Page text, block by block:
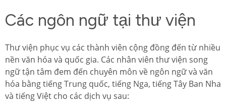
Các ngôn ngữ tại thư viện
Thư viện phục vụ các thành viên cộng đồng đến từ nhiều
nền văn hóa và quốc gia. Các nhân viên thư viện song
ngữ tận tâm đem đến chuyên môn về ngôn ngữ và văn
hóa bằng tiếng Trung quốc, tiếng Nga, tiếng Tây Ban Nha
và tiếng Việt cho các dịch vụ sau: